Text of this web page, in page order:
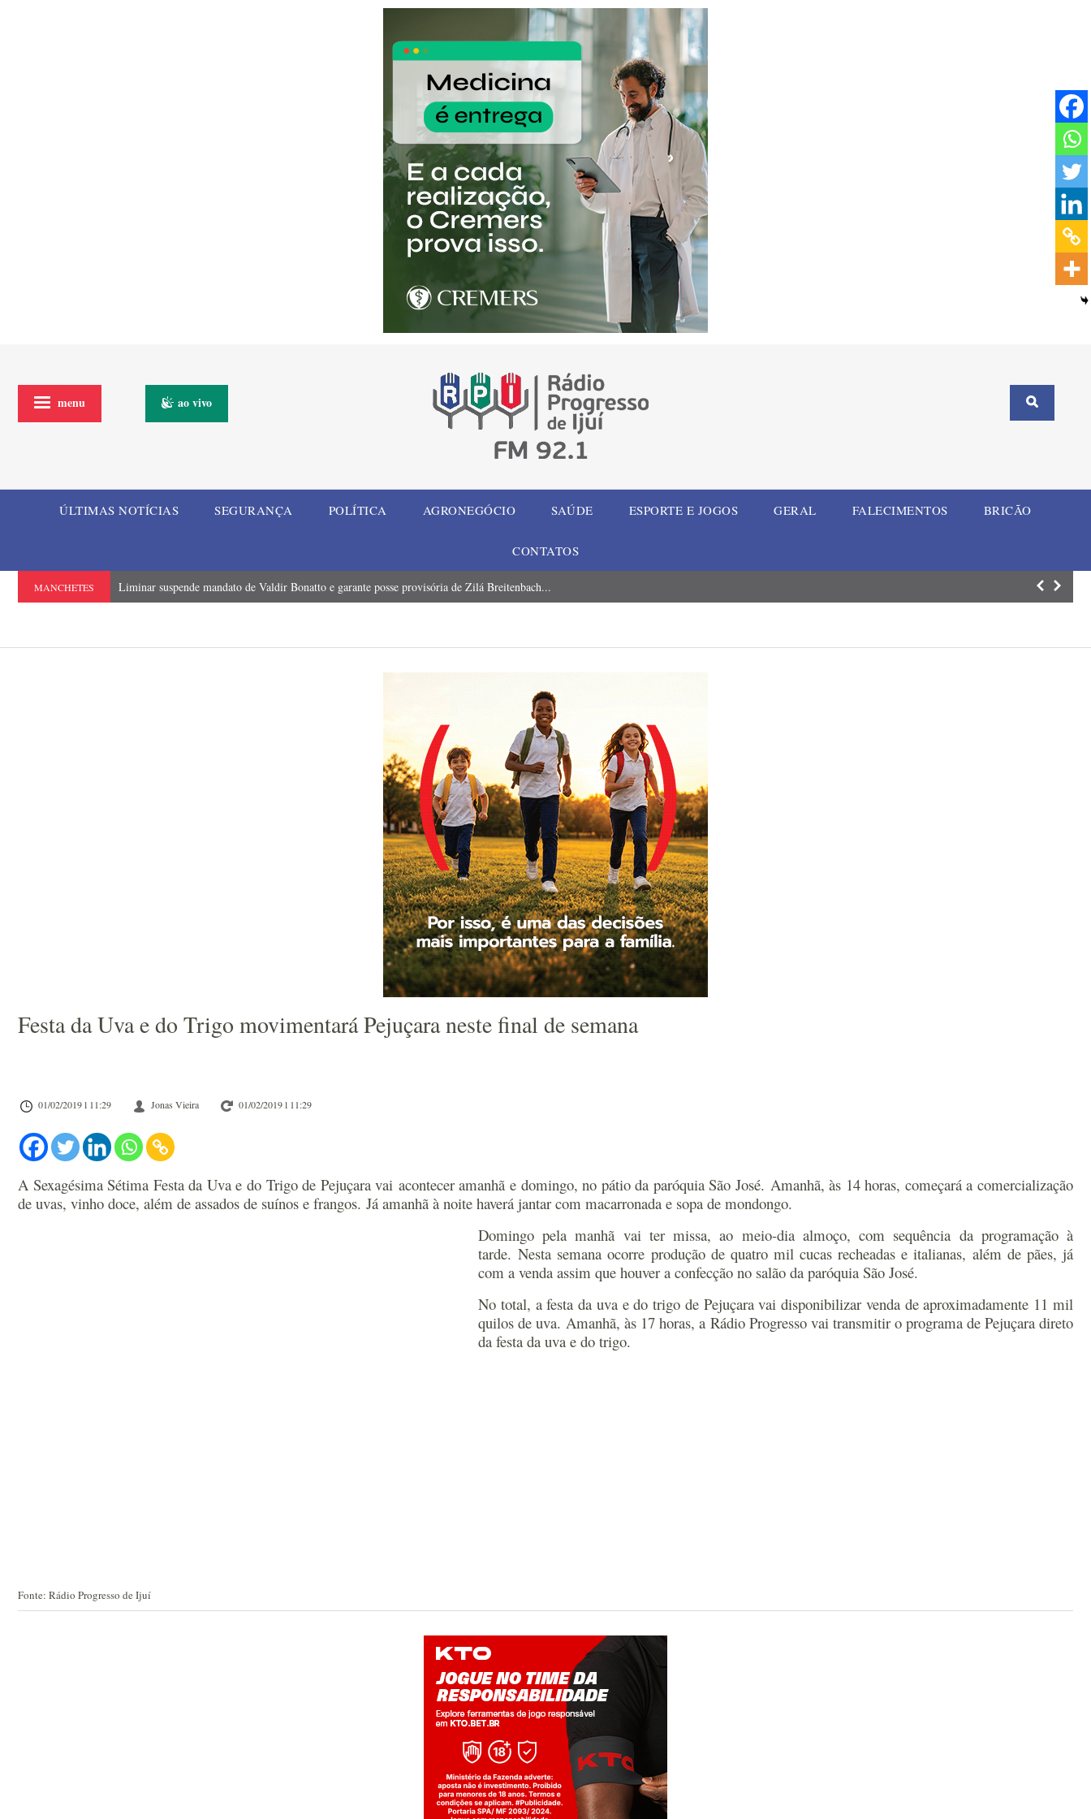
menu ao vivo
ÚLTIMAS NOTÍCIAS SEGURANÇA POLÍTICA AGRONEGÓCIO SAÚDE ESPORTE E JOGOS GERAL FALECIMENTOS BRICÃO
CONTATOS
MANCHETES Liminar suspende mandato de Valdir Bonatto e garante posse provisória de Zilá Breitenbach... Cidades do
Festa da Uva e do Trigo movimentará Pejuçara neste final de semana
01/02/2019 l 11:29 Jonas Vieira 01/02/2019 l 11:29
A Sexagésima Sétima Festa da Uva e do Trigo de Pejuçara vai acontecer amanhã e domingo, no pátio da paróquia São José. Amanhã, às 14 horas, começará a comercialização
de uvas, vinho doce, além de assados de suínos e frangos. Já amanhã à noite haverá jantar com macarronada e sopa de mondongo.
Domingo pela manhã vai ter missa, ao meio-dia almoço, com sequência da programação à
tarde. Nesta semana ocorre produção de quatro mil cucas recheadas e italianas, além de pães, já
com a venda assim que houver a confecção no salão da paróquia São José.
No total, a festa da uva e do trigo de Pejuçara vai disponibilizar venda de aproximadamente 11 mil
quilos de uva. Amanhã, às 17 horas, a Rádio Progresso vai transmitir o programa de Pejuçara direto
da festa da uva e do trigo.
Fonte: Rádio Progresso de Ijuí